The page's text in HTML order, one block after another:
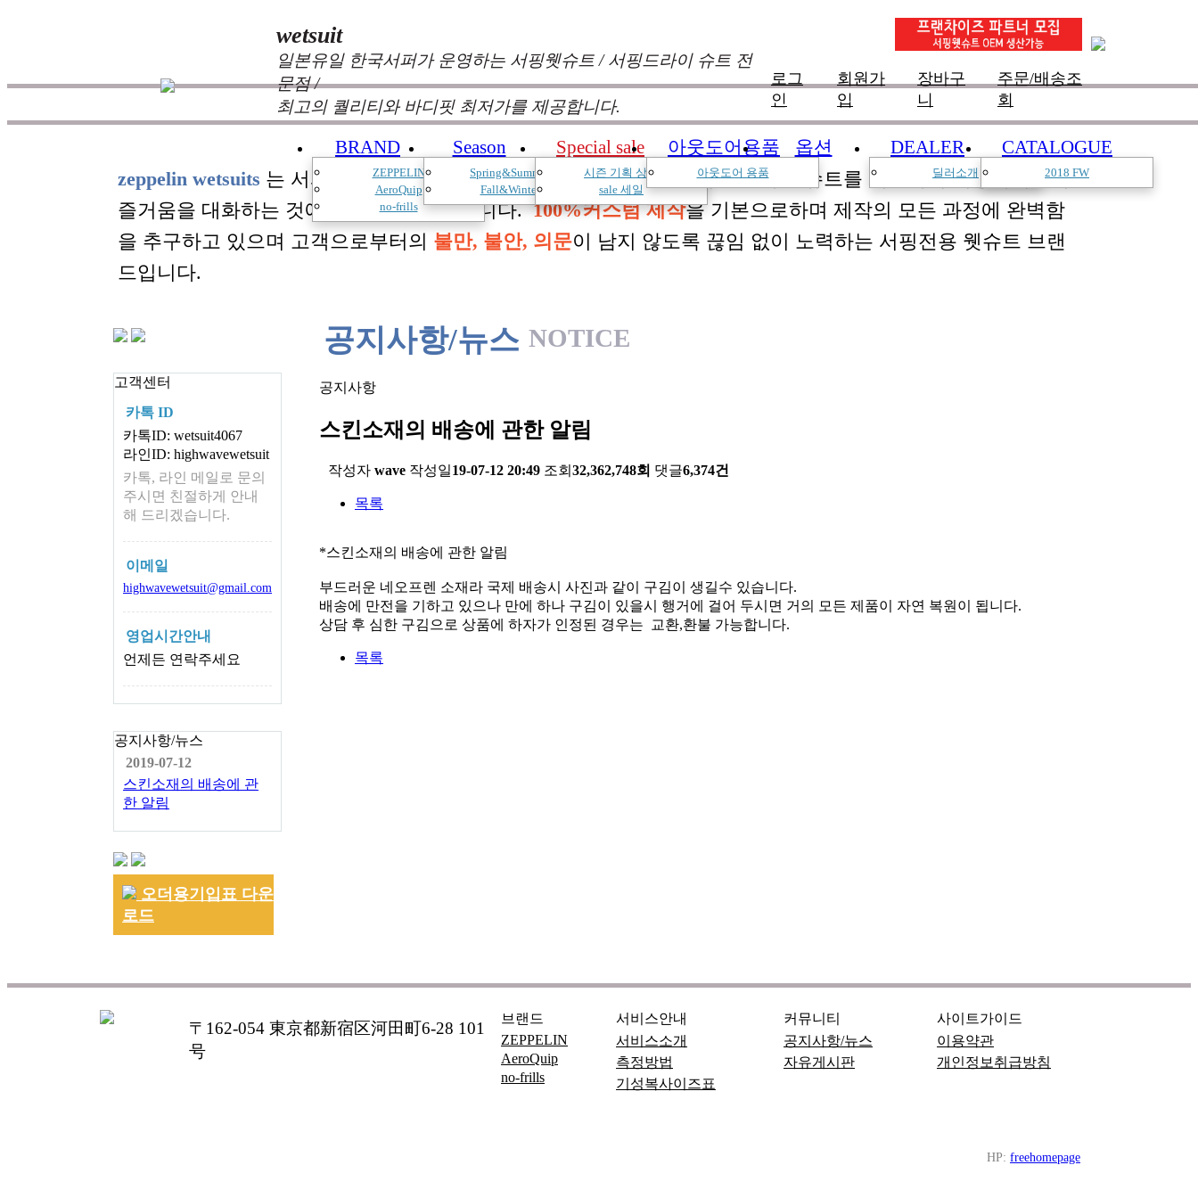
wetsuit
일본유일 한국서퍼가 운영하는 서핑웻슈트 / 서핑드라이 슈트 전
문점 /
최고의 퀄리티와 바디핏 최저가를 제공합니다.
로그
인
회원가
입
장바구
니
주문/배송조
회
BRAND
ZEPPELIN
AeroQuip
no-frills
Season
Spring&Summer
Fall&Winter
Special sale
시즌 기획 상품
sale 세일
아웃도어용품
아웃도어 용품
옵션 DEALER
딜러소개
CATALOGUE
2018 FW
zeppelin wetsuits 는 서퍼들의 느낌과 의견를 듣고 적극 반영하여 매시즌 진화한 슈트를 개발하여 서핑라이프의
즐거움을 대화하는 것에 목표를 두고 있습니다.100%커스텀 제작을 기본으로하며 제작의 모든 과정에 완벽함
을 추구하고 있으며 고객으로부터의 불만, 불안, 의문이 남지 않도록 끊임 없이 노력하는 서핑전용 웻슈트 브랜
드입니다.
고객센터
카톡 ID
카톡ID: wetsuit4067
라인ID: highwavewetsuit
카톡, 라인 메일로 문의
주시면 친절하게 안내
해 드리겠습니다.
이메일
highwavewetsuit@gmail.com
영업시간안내
언제든 연락주세요
공지사항/뉴스
2019-07-12
스킨소재의 배송에 관
한 알림
오더용기입표 다운
로드
공지사항/뉴스 NOTICE
공지사항
스킨소재의 배송에 관한 알림
작성자 wave 작성일19-07-12 20:49 조회 32,362,748회 댓글6,374건
목록
*스킨소재의 배송에 관한 알림
부드러운 네오프렌 소재라 국제 배송시 사진과 같이 구김이 생길수 있습니다.
배송에 만전을 기하고 있으나 만에 하나 구김이 있을시 행거에 걸어 두시면 거의 모든 제품이 자연 복원이 됩니다.
상담 후 심한 구김으로 상품에 하자가 인정된 경우는 교환,환불 가능합니다.
목록
〒162-054 東京都新宿区河田町6-28 101
号
브랜드
ZEPPELIN
AeroQuip
no-frills
서비스안내
서비스소개
측정방법
기성복사이즈표
커뮤니티
공지사항/뉴스
자유게시판
사이트가이드
이용약관
개인정보취급방침
HP: freehomepage